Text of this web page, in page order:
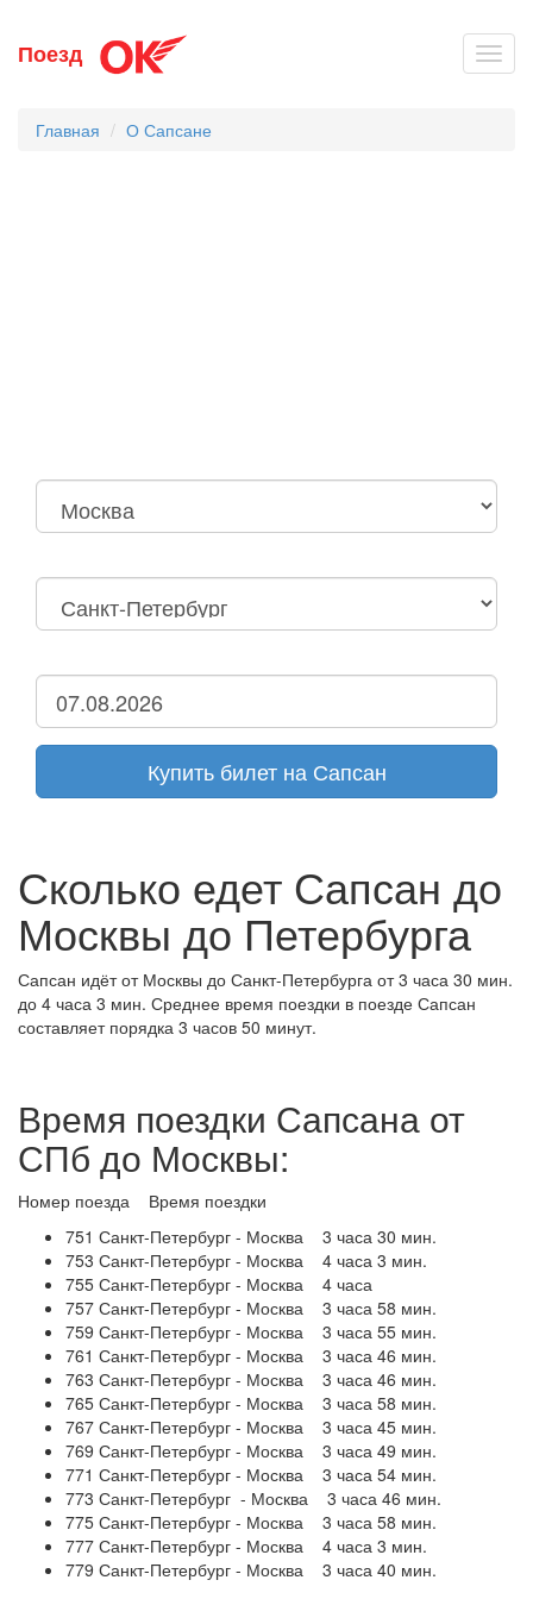
Поезд
Главная О Сапсане
Купить билет на Сапсан
Сколько едет Сапсан до
Москвы до Петербурга
Сапсан идёт от Москвы до Санкт-Петербурга от 3 часа 30 мин.
до 4 часа 3 мин. Среднее время поездки в поезде Сапсан
составляет порядка 3 часов 50 минут.
Время поездки Сапсана от
СПб до Москвы:
Номер поезда Время поездки
751 Санкт-Петербург - Москва 3 часа 30 мин.
753 Санкт-Петербург - Москва 4 часа 3 мин.
755 Санкт-Петербург - Москва 4 часа
757 Санкт-Петербург - Москва 3 часа 58 мин.
759 Санкт-Петербург - Москва 3 часа 55 мин.
761 Санкт-Петербург - Москва 3 часа 46 мин.
763 Санкт-Петербург - Москва 3 часа 46 мин.
765 Санкт-Петербург - Москва 3 часа 58 мин.
767 Санкт-Петербург - Москва 3 часа 45 мин.
769 Санкт-Петербург - Москва 3 часа 49 мин.
771 Санкт-Петербург - Москва 3 часа 54 мин.
773 Санкт-Петербург - Москва 3 часа 46 мин.
775 Санкт-Петербург - Москва 3 часа 58 мин.
777 Санкт-Петербург - Москва 4 часа 3 мин.
779 Санкт-Петербург - Москва 3 часа 40 мин.